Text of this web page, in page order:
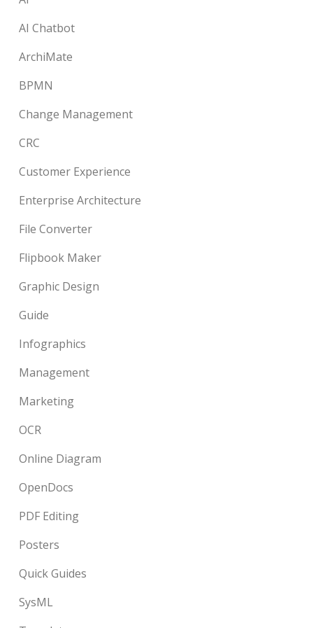
AI Chatbot
ArchiMate
BPMN
Change Management
CRC
Customer Experience
Enterprise Architecture
File Converter
Flipbook Maker
Graphic Design
Guide
Infographics
Management
Marketing
OCR
Online Diagram
OpenDocs
PDF Editing
Posters
Quick Guides
SysML